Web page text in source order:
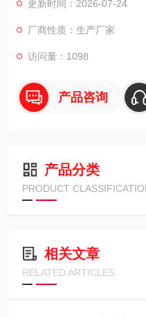
更新时间：2026-07-24
厂商性质：生产厂家
访问量：1098
产品咨询
产品分类
PRODUCT
相关文章
RELATED ARTICLES